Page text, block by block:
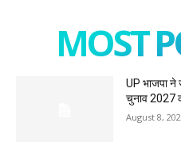
MOST
UP भाजपा ने
चुनाव 2027
August 8,